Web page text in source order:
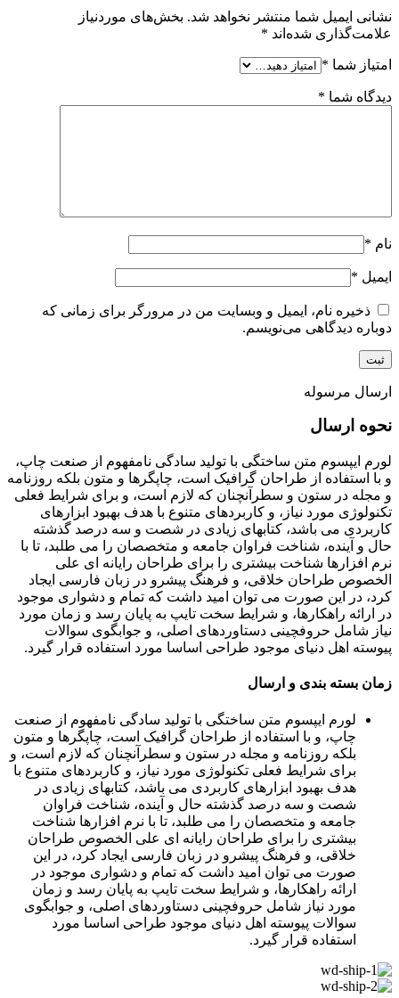
نشانی ایمیل شما منتشر نخواهد شد. بخش‌های موردنیاز
علامت‌گذاری شده‌اند *
امتیاز شما *
دیدگاه شما *
نام *
ایمیل *
ذخیره نام، ایمیل و وبسایت من در مرورگر برای زمانی که
دوباره دیدگاهی می‌نویسم.
ارسال مرسوله
نحوه ارسال
لورم ایپسوم متن ساختگی با تولید سادگی نامفهوم از صنعت چاپ،
و با استفاده از طراحان گرافیک است، چاپگرها و متون بلکه روزنامه
و مجله در ستون و سطرآنچنان که لازم است، و برای شرایط فعلی
تکنولوژی مورد نیاز، و کاربردهای متنوع با هدف بهبود ابزارهای
کاربردی می باشد، کتابهای زیادی در شصت و سه درصد گذشته
حال و آینده، شناخت فراوان جامعه و متخصصان را می طلبد، تا با
نرم افزارها شناخت بیشتری را برای طراحان رایانه ای علی
الخصوص طراحان خلاقی، و فرهنگ پیشرو در زبان فارسی ایجاد
کرد، در این صورت می توان امید داشت که تمام و دشواری موجود
در ارائه راهکارها، و شرایط سخت تایپ به پایان رسد و زمان مورد
نیاز شامل حروفچینی دستاوردهای اصلی، و جوابگوی سوالات
پیوسته اهل دنیای موجود طراحی اساسا مورد استفاده قرار گیرد.
زمان بسته بندی و ارسال
لورم ایپسوم متن ساختگی با تولید سادگی نامفهوم از صنعت
چاپ، و با استفاده از طراحان گرافیک است، چاپگرها و متون
بلکه روزنامه و مجله در ستون و سطرآنچنان که لازم است، و
برای شرایط فعلی تکنولوژی مورد نیاز، و کاربردهای متنوع با
هدف بهبود ابزارهای کاربردی می باشد، کتابهای زیادی در
شصت و سه درصد گذشته حال و آینده، شناخت فراوان
جامعه و متخصصان را می طلبد، تا با نرم افزارها شناخت
بیشتری را برای طراحان رایانه ای علی الخصوص طراحان
خلاقی، و فرهنگ پیشرو در زبان فارسی ایجاد کرد، در این
صورت می توان امید داشت که تمام و دشواری موجود در
ارائه راهکارها، و شرایط سخت تایپ به پایان رسد و زمان
مورد نیاز شامل حروفچینی دستاوردهای اصلی، و جوابگوی
سوالات پیوسته اهل دنیای موجود طراحی اساسا مورد
استفاده قرار گیرد.